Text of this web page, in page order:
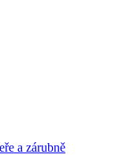
a zárubně